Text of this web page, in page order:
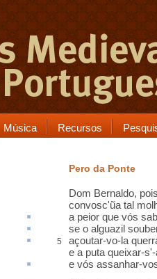
Música Recursos
Pero da Ponte
Dom Bernaldo,
convosc'ũa tal
a peior que vós
se o alguazil
5 açoutar-vo-la
e a puta queixar-s'-
e vós assanhar-